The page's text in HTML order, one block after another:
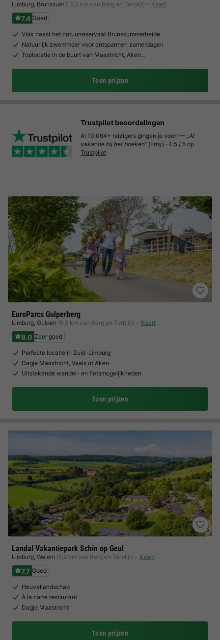
Limburg, Brunssum (15,5 km van Berg en Terblijt) Kaart
7.4 Goed
Vlak naast het natuurreservaat Brunssummerheide
Natuurlijk zwemmeer voor ontspannen zomerdagen
Toplocatie in de buurt van Maastricht, Aken…
Toon prijzen
EuroParcs Gulperberg
Limburg, Gulpen (9,8 km van Berg en Terblijt) Kaart
8.0 Zeer goed
Perfecte locatie in Zuid-Limburg
Dagje Maastricht, Vaals of Aken
Uitstekende wandel- en fietsmogelijkheden
Toon prijzen
Landal Vakantiepark Schin op Geul
Limburg, Walem (5,9 km van Berg en Terblijt) Kaart
7.7 Goed
Heuvellandschap
À la carte restaurant
Dagje Maastricht
Toon prijzen
Trustpilot beoordelingen
Al 10.064+ reizigers gingen je voor! — „Al
vakantie bij het boeken“ (Emy) · 4.5 / 5 op
Trustpilot